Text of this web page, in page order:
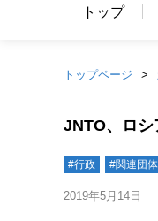
トップ
トップページ
JNTO、ロシ
#行政 #関連団体
2019年5月14日